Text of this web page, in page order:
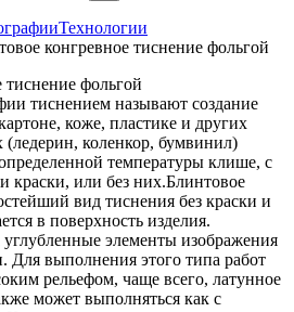
Технологии
конгревное тиснение фольгой
тиснением называют создание
коже, пластике и других
(ледерин, коленкор, бумвинил)
температуры клише, с
краски, или без них.Блинтовое
вид тиснения без краски и
в поверхность изделия.
элементы изображения
Для выполнения этого типа работ
рельефом, чаще всего, латунное
может выполняться как с